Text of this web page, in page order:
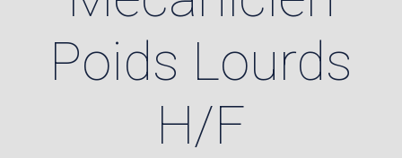
Poids Lourds
H/F